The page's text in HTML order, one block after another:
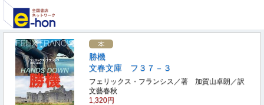
勝機
文春文庫 フ３７－３
フェリックス・フランシス／著 加賀山卓朗／訳
文藝春秋
1,320円